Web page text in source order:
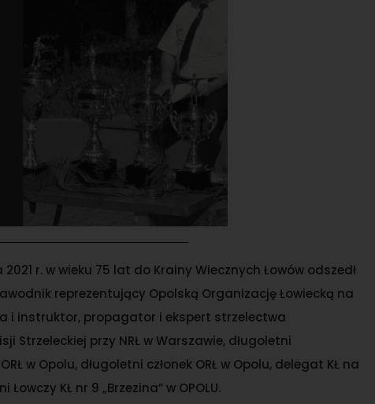
r. w wieku 75 lat do Krainy Wiecznych Łowów odszedł
reprezentujący Opolską Organizację Łowiecką na
i instruktor, propagator i ekspert strzelectwa
Strzeleckiej przy NRŁ w Warszawie, długoletni
w Opolu, długoletni członek ORŁ w Opolu, delegat KŁ na
KŁ nr 9 „Brzezina” w OPOLU.